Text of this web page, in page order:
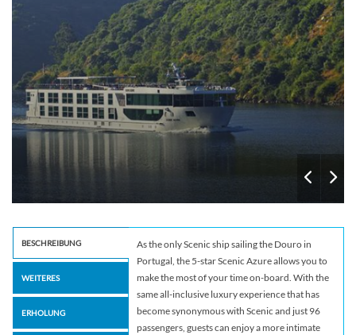
BESCHREIBUNG
WEITERES
ERHOLUNG
As the only Scenic ship sailing the Douro in
Portugal, the 5-star Scenic Azure allows you to
make the most of your time on-board. With the
same all-inclusive luxury experience that has
become synonymous with Scenic and just 96
passengers, guests can enjoy a more intimate